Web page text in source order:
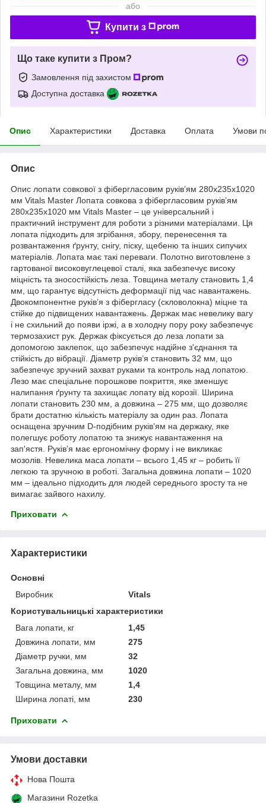
або
Купити з
Що таке купити з Пром?
Замовлення під захистом
Доступна доставка
Опис Характеристики Доставка Оплата Умови
Опис
Опис лопати совкової з фібергласовим руків’ям 280х235х1020
мм Vitals Master Лопата совкова з фібергласовим руків’ям
280х235х1020 мм Vitals Master – це універсальний і
практичний інструмент для роботи з різними матеріалами. Ця
лопата підходить для згрібання, збору, перенесення та
розвантаження ґрунту, снігу, піску, щебеню та інших сипучих
матеріалів. Лопата має такі переваги. Полотно виготовлене з
гартованої високовуглецевої сталі, яка забезпечує високу
міцність та зносостійкість леза. Товщина металу становить 1,4
мм, що гарантує відсутність деформації під час навантажень.
Двокомпонентне руків’я з фібергласу (скловолокна) міцне та
стійке до підвищених навантажень. Держак має невелику вагу
і не схильний до появи іржі, а в холодну пору року забезпечує
термозахист рук. Держак фіксується до леза лопати за
допомогою заклепок, що забезпечує надійне з'єднання та
стійкість до вібрації. Діаметр руків’я становить 32 мм, що
забезпечує зручний захват руками та контроль над лопатою.
Лезо має спеціальне порошкове покриття, яке зменшує
налипання ґрунту та захищає лопату від корозії. Ширина
лопати становить 230 мм, а довжина – 275 мм, що дозволяє
брати достатню кількість матеріалу за один раз. Лопата
оснащена зручним D-подібним руків’ям на держаку, яке
полегшує роботу лопатою та знижує навантаження на
зап'ястя. Руків’я має ергономічну форму і не викликає
мозолів. Невелика маса лопати – всього 1,45 кг – робить її
легкою та зручною в роботі. Загальна довжина лопати – 1020
мм – ідеально підходить для людей середнього зросту та не
вимагає зайвого нахилу.
Приховати
Характеристики
Основні
Виробник
Vitals
Користувальницькі характеристики
Вага лопати, кг
1,45
Довжина лопати, мм
275
Діаметр ручки, мм
32
Загальна довжина, мм
1020
Товщина металу, мм
1,4
Ширина лопаті, мм
230
Приховати
Умови доставки
Нова Пошта
Магазини Rozetka